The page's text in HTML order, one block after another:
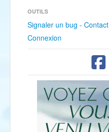
OUTILS
Signaler un bug - Contact
Connexion